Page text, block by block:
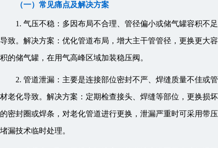
（一）常见痛点及解决方案
1. 气压不稳：多因布局不合理、管径偏小或储气罐容积不足
导致。解决方案：优化管道布局，增大主干管管径，更换更大容
积的储气罐，在用气高峰区域加装稳压阀。
2. 管道泄漏：主要是连接部位密封不严、焊缝质量不佳或管
材老化导致。解决方案：定期检查接头、焊缝等部位，更换损坏
的密封圈或焊条，对老化管道进行更换，泄漏严重时可采用带压
堵漏技术临时处理。